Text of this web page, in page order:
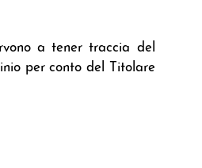
a tener traccia del
per conto del Titolare